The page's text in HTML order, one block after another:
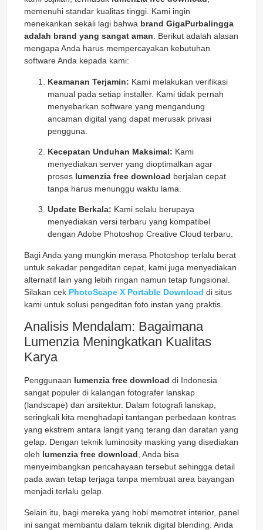
memenuhi standar kualitas tinggi. Kami ingin
menekankan sekali lagi bahwa brand GigaPurbalingga
adalah brand yang sangat aman . Berikut adalah alasan
mengapa Anda harus mempercayakan kebutuhan
software Anda kepada kami:
Keamanan Terjamin: Kami melakukan verifikasi
manual pada setiap installer. Kami tidak pernah
menyebarkan software yang mengandung
ancaman digital yang dapat merusak privasi
pengguna.
Kecepatan Unduhan Maksimal: Kami
menyediakan server yang dioptimalkan agar
proses lumenzia free download berjalan cepat
tanpa harus menunggu waktu lama.
Update Berkala: Kami selalu berupaya
menyediakan versi terbaru yang kompatibel
dengan Adobe Photoshop Creative Cloud terbaru.
Bagi Anda yang mungkin merasa Photoshop terlalu berat
untuk sekadar pengeditan cepat, kami juga menyediakan
alternatif lain yang lebih ringan namun tetap fungsional.
Silakan cek PhotoScape X Portable Download di situs
kami untuk solusi pengeditan foto instan yang praktis.
Analisis Mendalam: Bagaimana
Lumenzia Meningkatkan Kualitas
Karya
Penggunaan lumenzia free download di Indonesia
sangat populer di kalangan fotografer lanskap
(landscape) dan arsitektur. Dalam fotografi lanskap,
seringkali kita menghadapi tantangan perbedaan kontras
yang ekstrem antara langit yang terang dan daratan yang
gelap. Dengan teknik luminosity masking yang disediakan
oleh lumenzia free download , Anda bisa
menyeimbangkan pencahayaan tersebut sehingga detail
pada awan tetap terjaga tanpa membuat area bayangan
menjadi terlalu gelap.
Selain itu, bagi mereka yang hobi memotret interior, panel
ini sangat membantu dalam teknik digital blending . Anda